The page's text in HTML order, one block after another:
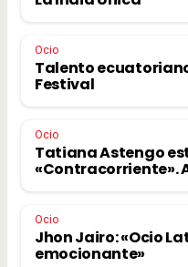
Ocio
Talento
Festival
Ocio
Tatiana Astengo
«Contracorriente».
Ocio
Jhon Jairo: «Ocio
emocionante»